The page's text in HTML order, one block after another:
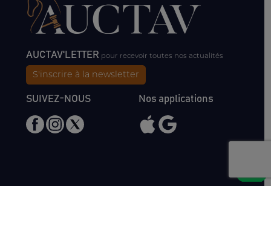
AUCTAV'LETTER pour recevoir toutes nos actualités
S'inscrire à la newsletter
SUIVEZ-NOUS Nos applications